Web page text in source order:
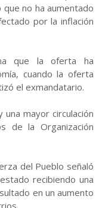
que no ha aumentado
por la inflación
que la oferta ha
cuando la oferta
el exmandatario.
mayor circulación
de la Organización
del Pueblo señaló
recibiendo una
en un aumento